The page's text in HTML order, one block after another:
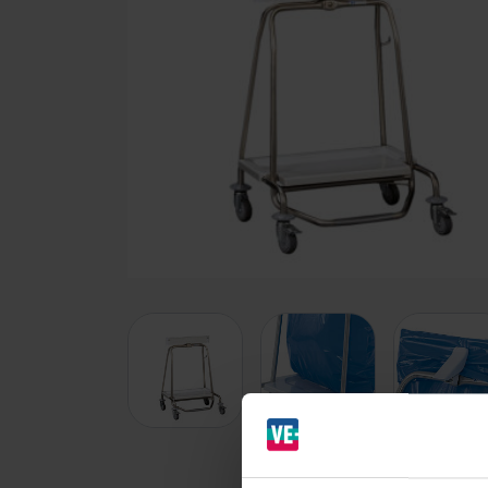
Branches
Ziekenhuizen en klinieken
Zorginstellingen
Laboratoria